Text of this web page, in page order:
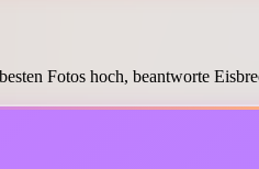
Fotos hoch, beantworte